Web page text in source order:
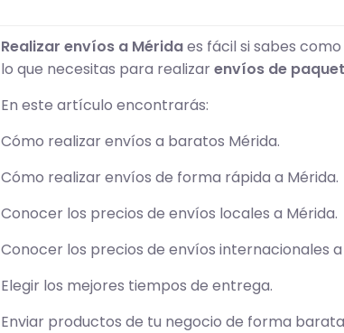
Realizar envíos a Méridaes fácil si sabes
lo que necesitas para realizarenvíos de
En este artículo encontrarás:
Cómo realizar envíos a baratos Mérida.
Cómo realizar envíos de forma rápida a Mérida.
Conocer los precios de envíos locales a Mérida.
Conocer los precios de envíos internacionales a
Elegir los mejores tiempos de entrega.
Enviar productos de tu negocio de forma